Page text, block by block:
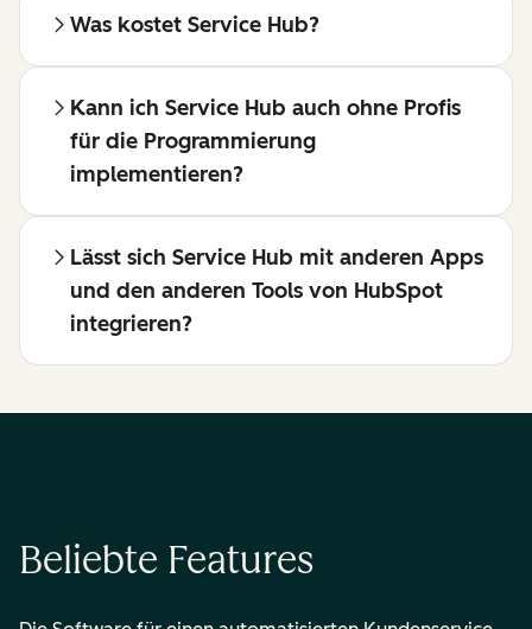
Was kostet Service Hub?
Kann ich Service Hub auch ohne Profis
für die Programmierung
implementieren?
Lässt sich Service Hub mit anderen Apps
und den anderen Tools von HubSpot
integrieren?
Beliebte Features